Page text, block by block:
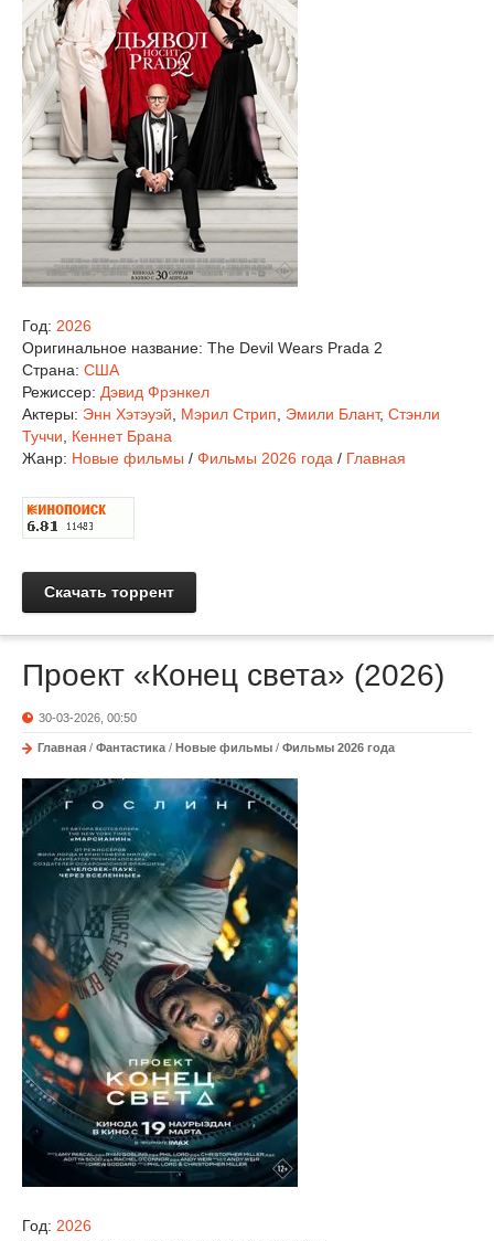
Год: 2026
Оригинальное название: The Devil Wears Prada 2
Страна: США
Режиссер: Дэвид Фрэнкел
Актеры: Энн Хэтэуэй Мэрил Стрип Эмили Блант, Стэнли
Туччи
Кеннет Брана
Жанр: Новые фильмы / Фильмы 2026 года / Главная
Скачать торрент
Проект «Конец света» (2026)
30-03-2026, 00:50
Главная / Фантастика / Новые фильмы / Фильмы 2026 года
Год: 2026